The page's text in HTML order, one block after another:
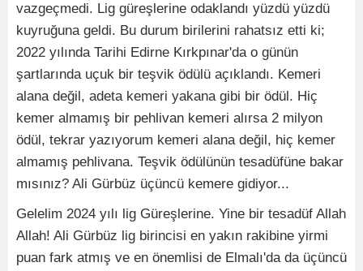
vazgeçmedi. Lig güreşlerine odaklandı yüzdü yüzdü
kuyruğuna geldi. Bu durum birilerini rahatsız etti ki;
2022 yılında Tarihi Edirne Kırkpınar'da o günün
şartlarında uçuk bir teşvik ödülü açıklandı. Kemeri
alana değil, adeta kemeri yakana gibi bir ödül. Hiç
kemer almamış bir pehlivan kemeri alırsa 2 milyon
ödül, tekrar yazıyorum kemeri alana değil, hiç kemer
almamış pehlivana. Teşvik ödülünün tesadüfüne bakar
mısınız? Ali Gürbüz üçüncü kemere gidiyor...
Gelelim 2024 yılı lig Güreşlerine. Yine bir tesadüf Allah
Allah! Ali Gürbüz lig birincisi en yakın rakibine yirmi
puan fark atmış ve en önemlisi de Elmalı'da da üçüncü